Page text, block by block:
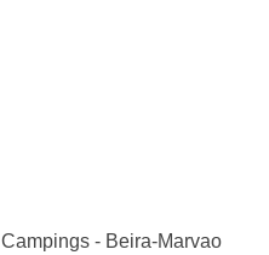
Campings - Beira-Marvao